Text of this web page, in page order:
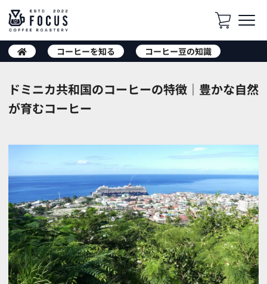
コーヒーを知る コーヒー豆の知識
ドミニカ共和国のコーヒーの特徴｜豊かな自然
が育むコーヒー